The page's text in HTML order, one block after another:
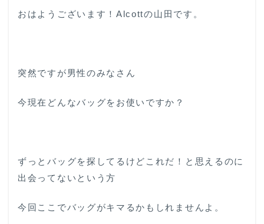
おはようございます！Alcottの山田です。
突然ですが男性のみなさん
今現在どんなバッグをお使いですか？
ずっとバッグを探してるけどこれだ！と思えるのに
出会ってないという方
今回ここでバッグがキマるかもしれませんよ。